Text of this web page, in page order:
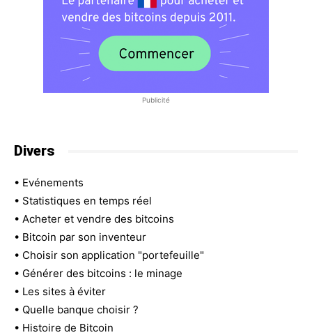
Publicité
Divers
• Evénements
• Statistiques en temps réel
• Acheter et vendre des bitcoins
• Bitcoin par son inventeur
• Choisir son application "portefeuille"
• Générer des bitcoins : le minage
• Les sites à éviter
• Quelle banque choisir ?
• Histoire de Bitcoin